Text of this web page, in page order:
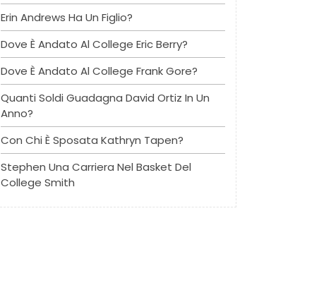
Erin Andrews Ha Un Figlio?
Dove È Andato Al College Eric Berry?
Dove È Andato Al College Frank Gore?
Quanti Soldi Guadagna David Ortiz In Un
Anno?
Con Chi È Sposata Kathryn Tapen?
Stephen Una Carriera Nel Basket Del
College Smith